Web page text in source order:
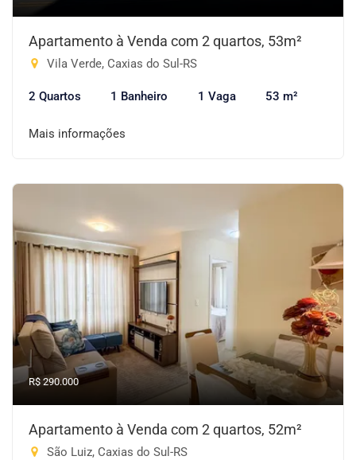
Apartamento à Venda com 2 quartos, 53m²
Vila Verde, Caxias do Sul-RS
2 Quartos 1 Banheiro 1 Vaga 53 m²
Mais informações
R$ 290.000
Apartamento à Venda com 2 quartos, 52m²
São Luiz, Caxias do Sul-RS